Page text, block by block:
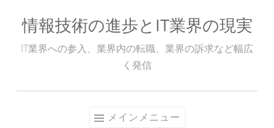
コ情報技術の進歩とIT業界の現実
IT業界への参入、業界内の転職、業界の訴求など幅広
く発信
メインメニュー